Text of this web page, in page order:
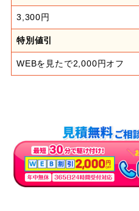
3,300円
特別値引
WEBを見たで2,000円オフ